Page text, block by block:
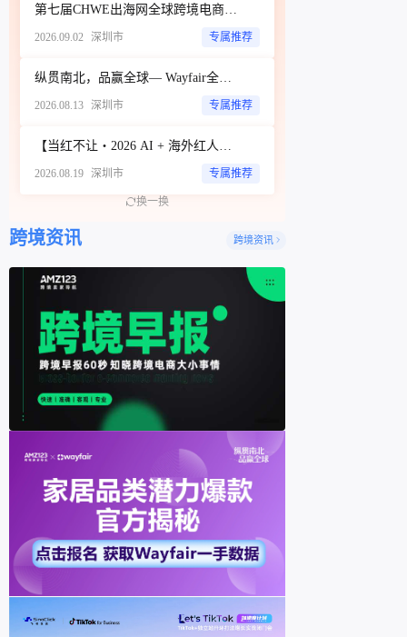
第七届CHWE出海网全球跨境电商展（深圳）秋季展
2026.09.02 深圳市 专属推荐
纵贯南北，品赢全球— Wayfair全品类招商城市巡回Workshop（深圳站）
2026.08.13 深圳市 专属推荐
【当红不让・2026 AI + 海外红人营销大会暨 WotoHub 卖家大会】
2026.08.19 深圳市 专属推荐
换一换
跨境资讯 跨境资讯